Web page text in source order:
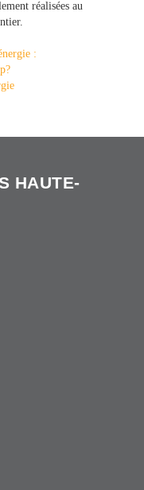
réalisées au
:
HAUTE-